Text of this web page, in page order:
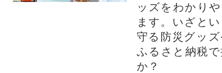
ッズをわかり
ます。いざと
守る防災グッ
ふるさと納税
か？